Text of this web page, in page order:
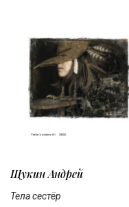
Щукин Андрей
Тела сестёр